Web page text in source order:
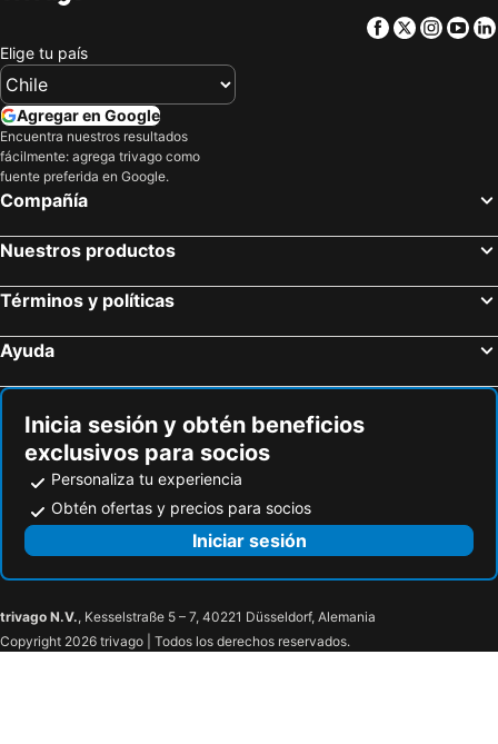
Koksijde, bed and breakfasts
Zedelgem, bed and breakfasts
Roeselare, bed and breakfasts
Veurne, bed and breakfasts
Wenduine, bed and breakfasts
Diksmuide, bed and breakfasts
Jabbeke, bed and breakfasts
Zuienkerke, bed and breakfasts
Lovendegem, bed and breakfasts
Langemark-Poelkapelle, bed and breakfasts
Sluis, bed and breakfasts
Assenede, bed and breakfasts
Wevelgem, bed and breakfasts
Facebook
Twitter
Elige tu país
Agregar en Google
Encuentra nuestros resultados
fácilmente: agrega trivago como
fuente preferida en Google.
Compañía
Nuestros productos
Términos y políticas
Ayuda
Inicia sesión y obtén beneficios
exclusivos para socios
Personaliza tu experiencia
Obtén ofertas y precios para socios
Iniciar sesión
trivago N.V., Kesselstraße 5 – 7, 40221 Düsseldorf, Alemania
Copyright 2026 trivago | Todos los derechos reservados.